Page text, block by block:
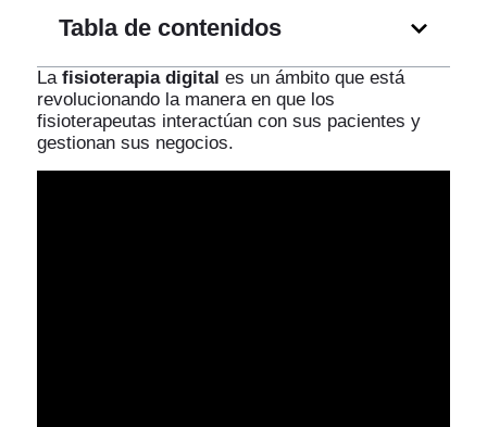
Tabla de contenidos
La fisioterapia digital es un ámbito que está
revolucionando la manera en que los
fisioterapeutas interactúan con sus pacientes y
gestionan sus negocios.